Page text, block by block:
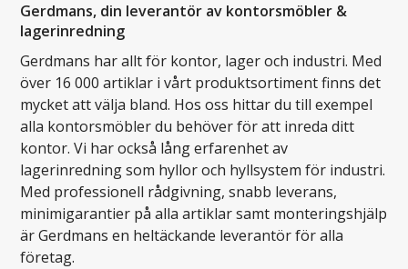
Gerdmans, din leverantör av kontorsmöbler &
lagerinredning
Gerdmans har allt för kontor, lager och industri. Med
över 16 000 artiklar i vårt produktsortiment finns det
mycket att välja bland. Hos oss hittar du till exempel
alla kontorsmöbler du behöver för att inreda ditt
kontor. Vi har också lång erfarenhet av
lagerinredning som hyllor och hyllsystem för industri.
Med professionell rådgivning, snabb leverans,
minimigarantier på alla artiklar samt monteringshjälp
är Gerdmans en heltäckande leverantör för alla
företag.